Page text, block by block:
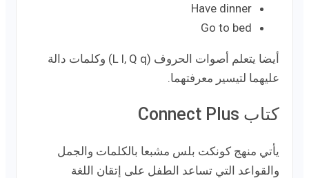
Have dinner
Go to bed
أيضا يتعلم أصوات الحروف (L l, Q q) وكلمات دالة
عليهما لتيسير معرفتهما.
كتاب Connect Plus
يأتي منهج كونكت بلس مشبعا بالكلمات والجمل
والقواعد التي تساعد الطفل على إتقان اللغة